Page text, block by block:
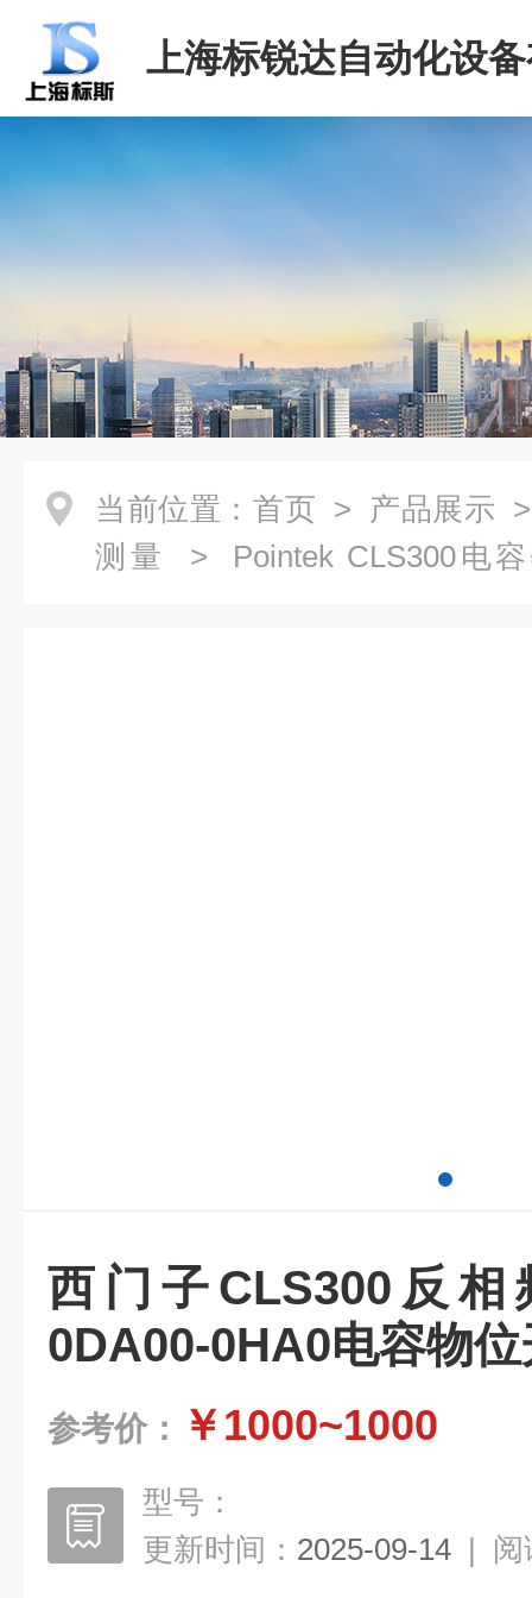
上海标锐达自动化设
司
当前位置： 首页 > 产品展示
测量
> Pointek CLS300电
西门子CLS300反相
0DA00-0HA0电容物
参考价： ￥1000~1000
型号：
更新时间： 2025-09-14 | 阅